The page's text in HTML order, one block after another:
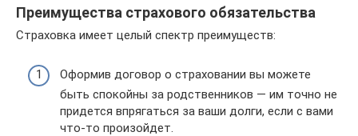
Преимущества страхового обязательства
Страховка имеет целый спектр преимуществ:
Оформив договор о страховании вы можете
быть спокойны за родственников — им точно не
придется впрягаться за ваши долги, если с вами
что-то произойдет.